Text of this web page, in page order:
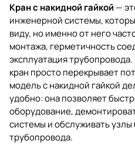
Кран с накидной гайкой —
инженерной системы,
виду, но именно от него
монтажа, герметичность
эксплуатация
кран просто перекрывает
модель с накидной гайкой
удобно: она позволяет
оборудование,
системы и обслуживать
трубопровода.